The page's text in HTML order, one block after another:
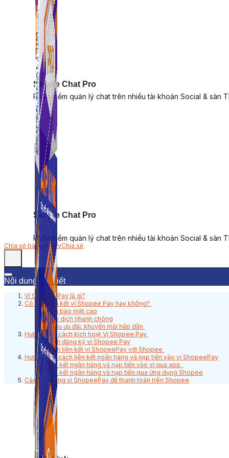
Simple Chat Pro
Phần mềm quản lý chat trên nhiều tài khoản Social & sàn
Simple Chat Pro
Phần mềm quản lý chat trên nhiều tài khoản Social & sàn
Chia sẻ bài viết nàyChia sẻ
Nội dung bài viết
Ví Shopee Pay là gì?
Có nên liên kết ví Shopee Pay hay không?
Tính bảo mật cao
Giao dịch nhanh chóng
Nhiều ưu đãi, khuyến mãi hấp dẫn
Hướng dẫn cách kích hoạt Ví Shopee Pay
Cách đăng ký ví Shopee Pay
Cách liên kết ví ShopeePay với Shopee
Hướng dẫn cách liên kết ngân hàng và nạp tiền vào ví ShopeePay
Liên kết ngân hàng và nạp tiền vào ví qua app
Liên kết ngân hàng và nạp tiền qua ứng dụng Shopee
Cách sử dụng ví ShopeePay để thanh toán trên Shopee